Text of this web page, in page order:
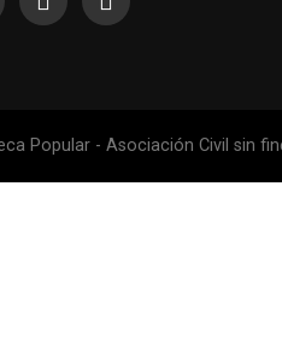
Popular - Asociación Civil sin